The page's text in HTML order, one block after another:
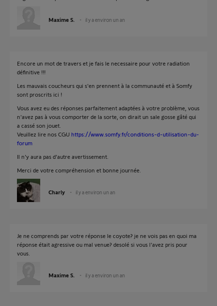
Maxime S. il y a environ un an
Encore un mot de travers et je fais le necessaire pour votre radiation
définitive !!!
Les mauvais coucheurs qui s'en prennent à la communauté et à Somfy
sont proscrits ici !
Vous avez eu des réponses parfaitement adaptées à votre problème, vous
n'avez pas à vous comporter de la sorte, on dirait un sale gosse gâté qui
a cassé son jouet.
Veuillez lire nos CGU https://www.somfy.fr/conditions-d-utilisation-du-
forum
Il n'y aura pas d'autre avertissement.
Merci de votre compréhension et bonne journée.
Charly il y a environ un an
Je ne comprends par votre réponse le coyote? je ne vois pas en quoi ma
réponse était agressive ou mal venue? desolé si vous l'avez pris pour
vous.
Maxime S. il y a environ un an